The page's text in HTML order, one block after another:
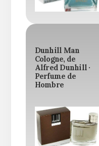
Dunhill Man
Cologne, de
Alfred Dunhill ·
Perfume de
Hombre